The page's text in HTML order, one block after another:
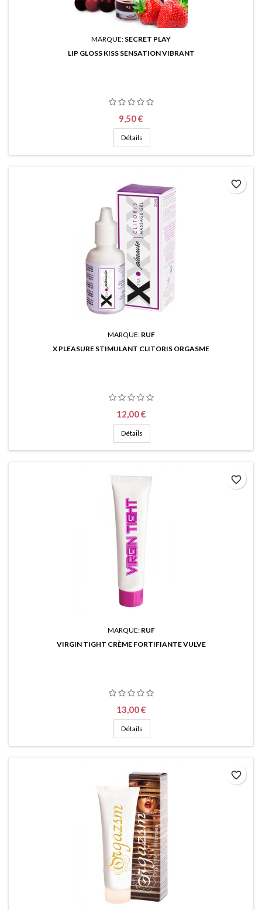
MARQUE: SECRET PLAY
LIP GLOSS KISS SENSATION VIBRANT
Prix
9,50 €
Détails
MARQUE: RUF
X PLEASURE STIMULANT CLITORIS ORGASME
Prix
12,00 €
Détails
favorite_border
MARQUE: RUF
VIRGIN TIGHT CRÈME FORTIFIANTE VULVE
Prix
13,00 €
Détails
favorite_border
favorite_border